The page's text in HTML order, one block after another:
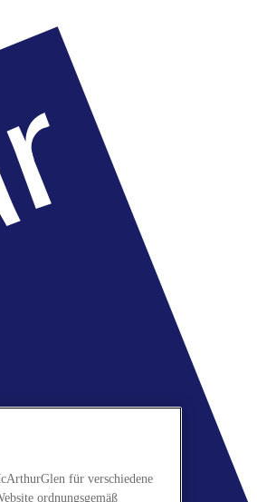
für verschiedene
ordnungsgemäß